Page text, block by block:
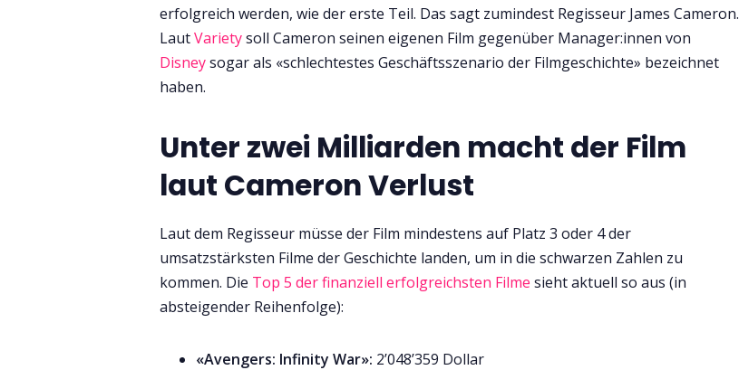
erfolgreich werden, wie der erste Teil. Das sagt zumindest Regisseur James Cameron.
LautVarietysoll Cameron seinen eigenen Film gegenüber Manager:innen von
Disneysogar als «schlechtestes Geschäftsszenario der Filmgeschichte» bezeichnet
haben.
Unter zwei Milliarden macht der Film
laut Cameron Verlust
Laut dem Regisseur müsse der Film mindestens auf Platz 3 oder 4 der
umsatzstärksten Filme der Geschichte landen, um in die schwarzen Zahlen zu
kommen. Die Top 5 der finanziell erfolgreichsten Filme sieht aktuell so aus (in
absteigender Reihenfolge):
«Avengers: Infinity War»: 2’048’359 Dollar